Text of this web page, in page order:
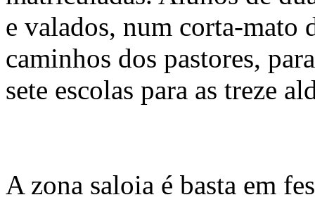
e valados, num corta-mato
caminhos dos pastores,
sete escolas para as treze
A zona saloia é basta em